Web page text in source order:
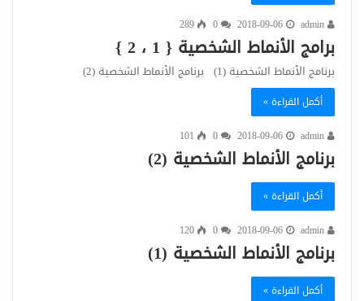
2018-09-06
289
برامج الأنماط الشخصية { 1 ، 2 }
برنامج الأنماط الشخصية (1) برنامج الأنماط الشخصية (2)
أكمل القراءة »
2018-09-06
101
برنامج الأنماط الشخصية (2)
أكمل القراءة »
2018-09-06
120
برنامج الأنماط الشخصية (1)
أكمل القراءة »